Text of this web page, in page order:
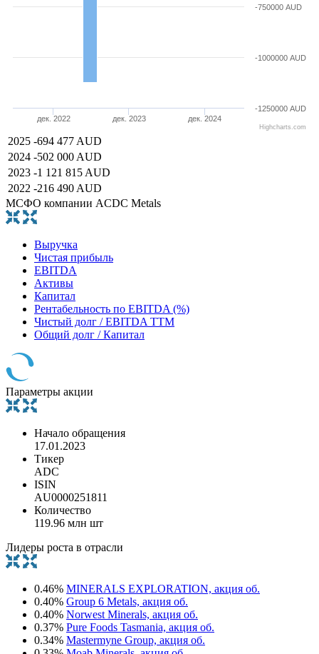
дек. 2022 дек. 2023 дек. 2024
-1250000 AUD
-1000000 AUD
-750000 AUD
Highcharts.com
2025 -694 477 AUD
2024 -502 000 AUD
2023 -1 121 815 AUD
2022 -216 490 AUD
МСФО компании ACDC Metals
Выручка
Чистая прибыль
EBITDA
Активы
Капитал
Рентабельность по EBITDA (%)
Чистый долг / EBITDA TTM
Общий долг / Капитал
Параметры акции
Начало обращения
17.01.2023
Тикер
ADC
ISIN
AU0000251811
Количество
119.96 млн шт
Лидеры роста в отрасли
0.46% MINERALS EXPLORATION, акция об.
0.40% Group 6 Metals, акция об.
0.40% Norwest Minerals, акция об.
0.37% Pure Foods Tasmania, акция об.
0.34% Mastermyne Group, акция об.